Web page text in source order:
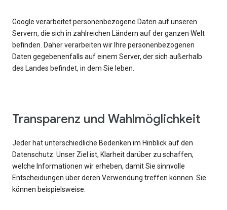
Google verarbeitet personenbezogene Daten auf unseren
Servern, die sich in zahlreichen Ländern auf der ganzen Welt
befinden. Daher verarbeiten wir Ihre personenbezogenen
Daten gegebenenfalls auf einem Server, der sich außerhalb
des Landes befindet, in dem Sie leben.
Transparenz und Wahlmöglichkeit
Jeder hat unterschiedliche Bedenken im Hinblick auf den
Datenschutz. Unser Ziel ist, Klarheit darüber zu schaffen,
welche Informationen wir erheben, damit Sie sinnvolle
Entscheidungen über deren Verwendung treffen können. Sie
können beispielsweise: